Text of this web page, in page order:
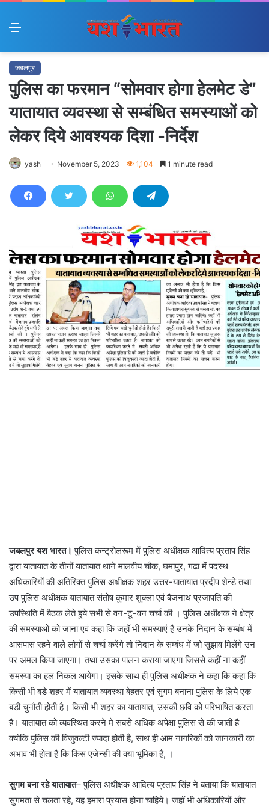
Menu
जबलपुर
पुलिस का फरमान “सोमवार होगा हेलमेट डे”
यातायात व्यवस्था से सम्बंधित समस्याओं को
लेकर दिये आवश्यक दिशा -निर्देश
yash November 5, 2023 1,104 1 minute read
जबलपुर यश भारत। पुलिस कन्ट्रोलरूम में पुलिस अधीक्षक आदित्य प्रताप सिंह
द्वारा यातायात के तीनों यातायात थाने मालवीय चौक, घमापुर, गढा में पदस्थ
अधिकारियों की अतिरिक्त पुलिस अधीक्षक शहर उत्तर-यातायात प्रदीप शेन्डे तथा
उप पुलिस अधीक्षक यातायात संतोष कुमार शुक्ला एवं बैजनाथ प्रजापति की
उपस्थिति में बैठक लेते हुये सभी से वन-टू-वन चर्चा की । पुलिस अधीक्षक ने क्षेत्र
की समस्याओं को जाना एवं कहा कि जहॉ भी समस्याएं है उनके निदान के सम्बंध में
आसपास रहने वाले लोगों से चर्चा करेंगे तो निदान के सम्बंध में जो सुझाव मिलेंगे उन
पर अमल किया जाएगा। तथा उसका पालन कराया जाएगा जिससे कहीं ना कहीं
समस्या का हल निकल आयेगा। इसके साथ ही पुलिस अधीक्षक ने कहा कि कहा कि
किसी भी बडे शहर में यातायात व्यवस्था बेहतर एवं सुगम बनाना पुलिस के लिये एक
बडी चुनौती होती है। किसी भी शहर का यातायात, उसकी छवि को परिभाषित करता
है। यातायात को व्यवस्थित करने मे सबसे अधिक अपेक्षा पुलिस से की जाती है
क्योकि पुलिस की विजुवल्टी ज्यादा होती है, साथ ही आम नागरिकों को जानकारी का
अभाव भी होता है कि किस एजेन्सी की क्या भूमिका है, ।
सुगम बना रहे यातायात– पुलिस अधीक्षक आदित्य प्रताप सिंह ने बताया कि यातायात
सुगमता से चलता रहे, यह हमारा प्रयास होना चाहिये। जहॉ भी अधिकारियों और